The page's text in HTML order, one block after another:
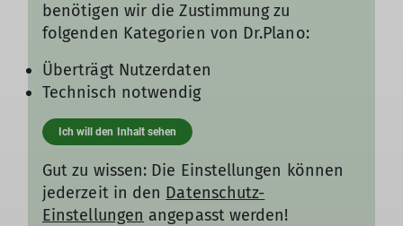
benötigen wir die Zustimmung zu
folgenden Kategorien von Dr.Plano:
Überträgt Nutzerdaten
Technisch notwendig
Ich will den Inhalt sehen
Gut zu wissen: Die Einstellungen können
jederzeit in den Datenschutz-
Einstellungen angepasst werden!